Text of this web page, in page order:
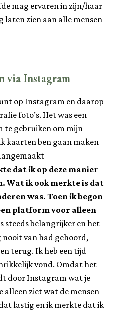
mag ervaren in zijn/haar
laten zien aan alle mensen
via Instagram
op Instagram en daarop
foto’s. Het was een
te gebruiken om mijn
kaarten ben gaan maken
dat ik op deze manier
Wat ik ook merkte is dat
was. Toen ik begon
platform voor alleen
steeds belangrijker en het
van had gehoord,
terug. Ik heb een tijd
vond. Omdat het
door Instagram wat je
alleen ziet wat de mensen
lastig en ik merkte dat ik